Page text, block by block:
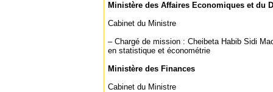
Ministère des Affaires Economiques et du
Cabinet du Ministre
– Chargé de mission : Cheibeta Habib Sidi
en statistique et économétrie
Ministère des Finances
Cabinet du Ministre